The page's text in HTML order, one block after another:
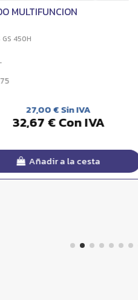
MULTIFUNCION
450H
27,00 € Sin IVA
32,67 € Con IVA
Añadir a la cesta